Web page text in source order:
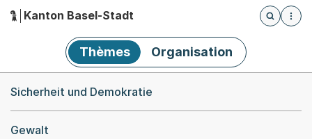
Hauptnavigation
Kanton Basel-Stadt
Öffnet
Thèmes Organisation
Sicherheit und Demokratie
Gewalt